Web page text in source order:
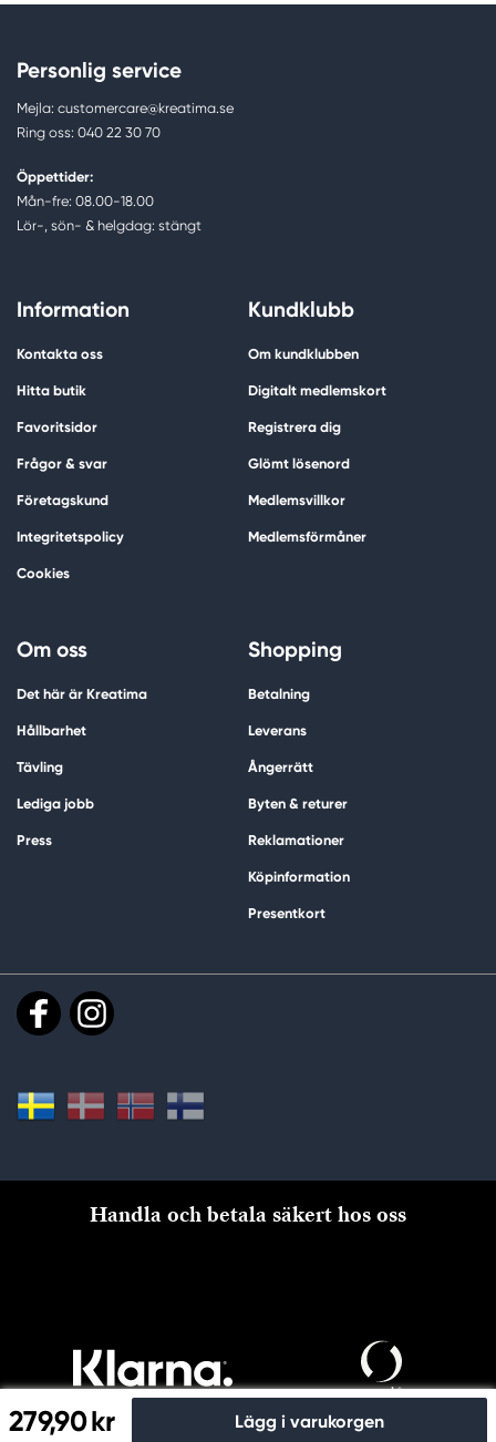
279,90 kr Lägg i varukorgen
Personlig service
Mejla: customercare@kreatima.se
Ring oss: 040 22 30 70
Öppettider:
Mån-fre: 08.00-18.00
Lör-, sön- & helgdag: stängt
Information
Kontakta oss
Hitta butik
Favoritsidor
Frågor & svar
Företagskund
Integritetspolicy
Cookies
Kundklubb
Om kundklubben
Digitalt medlemskort
Registrera dig
Glömt lösenord
Medlemsvillkor
Medlemsförmåner
Om oss
Det här är Kreatima
Hållbarhet
Tävling
Lediga jobb
Press
Shopping
Betalning
Leverans
Ångerrätt
Byten & returer
Reklamationer
Köpinformation
Presentkort
Handla och betala säkert hos oss